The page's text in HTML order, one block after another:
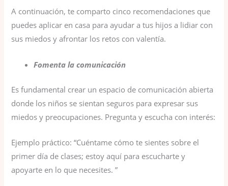
A continuación, te comparto cinco recomendaciones que
puedes aplicar en casa para ayudar a tus hijos a lidiar con
sus miedos y afrontar los retos con valentía.
Fomenta la comunicación
Es fundamental crear un espacio de comunicación abierta
donde los niños se sientan seguros para expresar sus
miedos y preocupaciones. Pregunta y escucha con interés:
Ejemplo práctico: “Cuéntame cómo te sientes sobre el
primer día de clases; estoy aquí para escucharte y
apoyarte en lo que necesites. ”